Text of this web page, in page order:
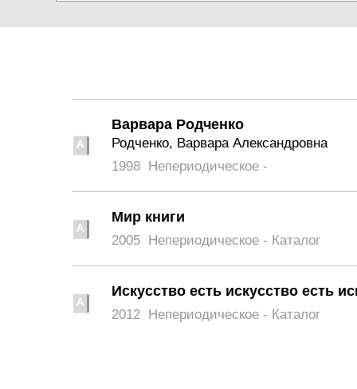
Варвара Родченко
Родченко, Варвара Александровна
1998 Непериодическое -
Мир книги
2005 Непериодическое - Каталог
Искусство есть искусство есть
2012 Непериодическое - Каталог